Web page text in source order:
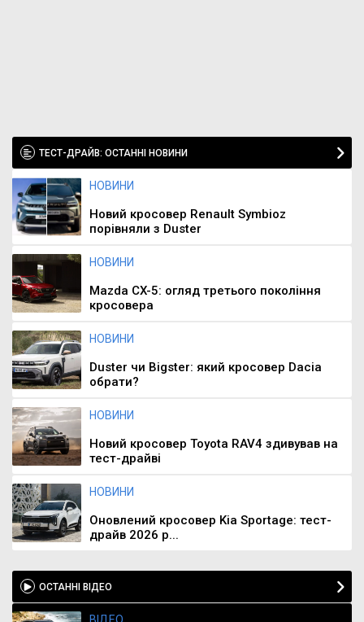
ТЕСТ-ДРАЙВ: ОСТАННІ НОВИНИ
НОВИНИ
Новий кросовер Renault Symbioz
порівняли з Duster
НОВИНИ
Mazda CX-5: огляд третього покоління
кросовера
НОВИНИ
Duster чи Bigster: який кросовер Dacia
обрати?
НОВИНИ
Новий кросовер Toyota RAV4 здивував на
тест-драйві
НОВИНИ
Оновлений кросовер Kia Sportage: тест-
драйв 2026 р...
ОСТАННІ ВІДЕО